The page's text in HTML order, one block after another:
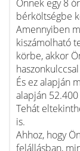
Önnek egy 8
bérköltségbe
Amennyiben
kiszámolható
körbe, akkor
És ez alapján
alapján 52.400
Tehát
is.
Ahhoz, hogy
felállásban,